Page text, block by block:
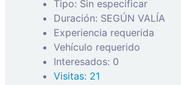
Tipo: Sin especificar
Duración: SEGÚN VALÍA
Experiencia requerida
Vehículo requerido
Interesados: 0
Visitas: 21